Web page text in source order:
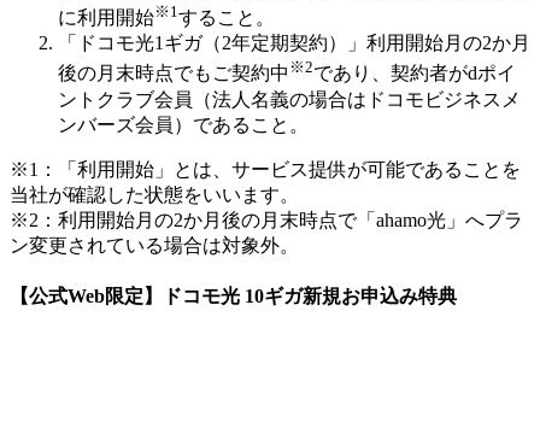
に利用開始※1すること。
「ドコモ光1ギガ（2年定期契約）」利用開始月の2か月
後の月末時点でもご契約中 ※2であり、契約者がdポイ
ントクラブ会員（法人名義の場合はドコモビジネスメ
ンバーズ会員）であること。
※1：「利用開始」とは、サービス提供が可能であることを
当社が確認した状態をいいます。
※2：利用開始月の2か月後の月末時点で「ahamo光」へプラ
ン変更されている場合は対象外。
【公式Web限定】ドコモ光 10ギガ新規お申込み特典